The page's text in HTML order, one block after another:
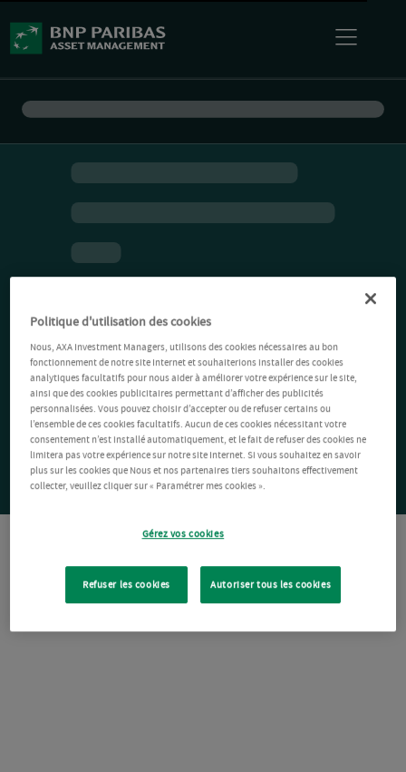
Politique d'utilisation des cookies
Nous, AXA Investment Managers, utilisons des cookies nécessaires au bon
fonctionnement de notre site Internet et souhaiterions installer des cookies
analytiques facultatifs pour nous aider à améliorer votre expérience sur le site,
ainsi que des cookies publicitaires permettant d’afficher des publicités
personnalisées. Vous pouvez choisir d’accepter ou de refuser certains ou
l’ensemble de ces cookies facultatifs. Aucun de ces cookies nécessitant votre
consentement n’est installé automatiquement, et le fait de refuser des cookies ne
limitera pas votre expérience sur notre site Internet. Si vous souhaitez en savoir
plus sur les cookies que Nous et nos partenaires tiers souhaitons effectivement
collecter, veuillez cliquer sur « Paramétrer mes cookies ».
Gérez vos cookies
Refuser les cookies Autoriser tous les cookies